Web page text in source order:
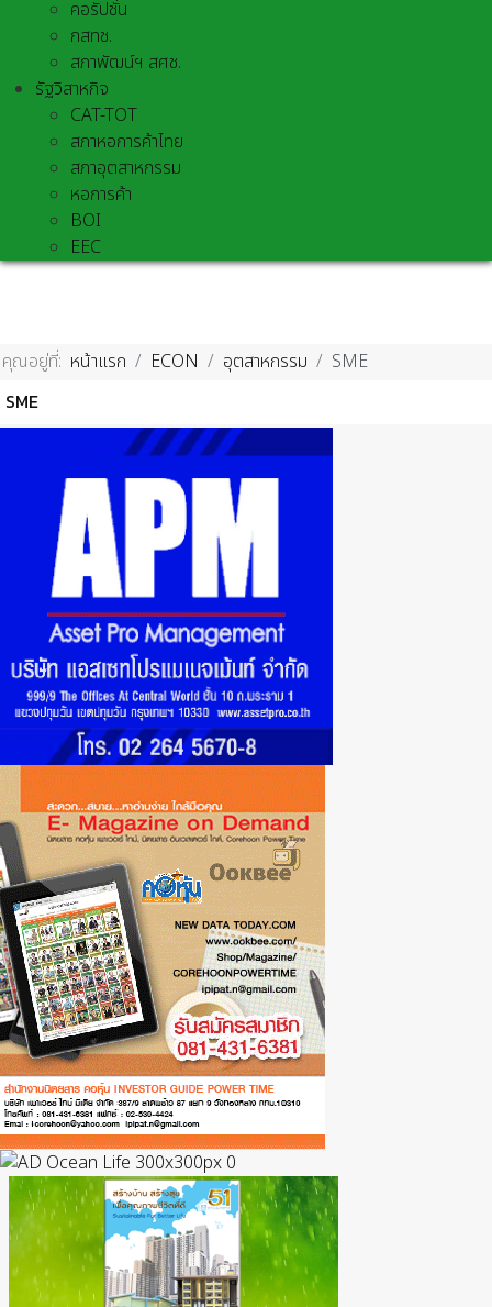
คอรัปชั่น
กสทช.
สภาพัฒน์ฯ สศช.
รัฐวิสาหกิจ
CAT-TOT
สภาหอการค้าไทย
สภาอุตสาหกรรม
หอการค้า
BOI
EEC
คุณอยู่ที่: หน้าแรก ECON อุตสาหกรรม
SME
SME